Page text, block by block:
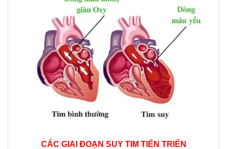
CÁC GIAI ĐOẠN SUY TIM TIẾN TRIỂN